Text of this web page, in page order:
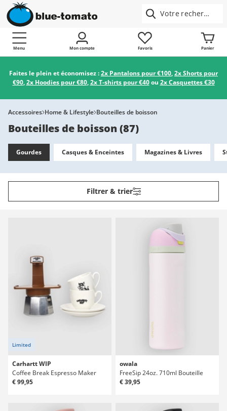
Menu Mon compte Favoris Panier
Faites le plein et économisez :2x Pantalons pour €100,2x Shorts pour
€90,2x Hoodies pour €80,2x T-shirts pour €40ou 2x Casquettes €30
Accessoires Home & Lifestyle Bouteilles de boisson
Bouteilles de boisson(87)
Gourdes Casques & Enceintes Magazines & Livres
Filtrer & trier
Limited
Carhartt WIP
Coffee Break Espresso Maker
€ 99,95
owala
FreeSip 24oz. 710ml Bouteille
€ 39,95